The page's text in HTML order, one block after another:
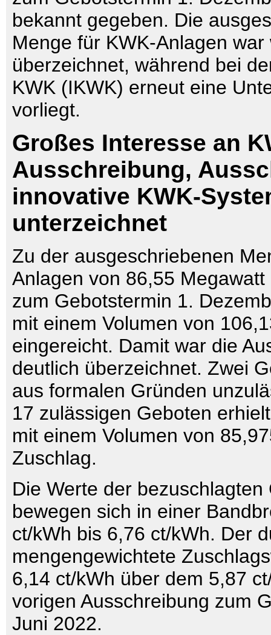
bekannt gegeben. Die
Menge für KWK-Anlagen
überzeichnet, während bei
KWK (IKWK) erneut eine
vorliegt.
Großes Interesse an
Ausschreibung,
innovative KWK-
unterzeichnet
Zu der ausgeschriebenen
Anlagen von 86,55
zum Gebotstermin 1.
mit einem Volumen von
eingereicht. Damit war die
deutlich überzeichnet. Zwei
aus formalen Gründen
17 zulässigen Geboten
mit einem Volumen von
Zuschlag.
Die Werte der bezuschlagten
bewegen sich in einer
ct/kWh bis 6,76 ct/kWh. Der
mengengewichtete
6,14 ct/kWh über dem 5,87
vorigen Ausschreibung zum
Juni 2022.